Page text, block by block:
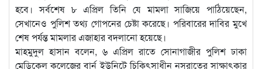
হবে। সর্বশেষ ৮ এপ্রিল তিনি যে মামলা সাজিয়ে পাঠিয়েছেন,
সেখানেও পুলিশ তথ্য গোপনের চেষ্টা করেছে। পরিবারের দাবির মুখে
শেষ পর্যন্ত মামলার এজাহার বদলানো হয়েছে।
মাহমুদুল হাসান বলেন, ৬ এপ্রিল রাতে সোনাগাজীর পুলিশ ঢাকা
মেডিকেল কলেজের বার্ন ইউনিটে চিকিৎসাধীন নুসরাতের সাক্ষাৎকার